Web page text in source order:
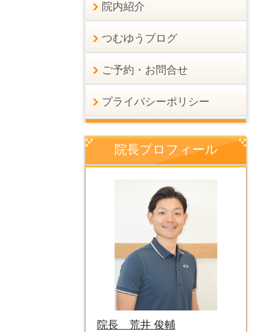
院内紹介
つむゆうブログ
ご予約・お問合せ
プライバシーポリシー
院長プロフィール
院長 荒井 俊輔